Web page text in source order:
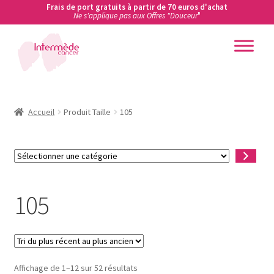
Frais de port gratuits à partir de 70 euros d'achat
Ne s'applique pas aux Offres "Douceur"
Aller
Aller
au
contenu
Accueil
Accueil
Boutique
Carte cadeau
Conditions Générales de Vente
Accueil Produit Taille 105
105
Affichage de 1–12 sur 52 résultatsTrié
Sélectionner